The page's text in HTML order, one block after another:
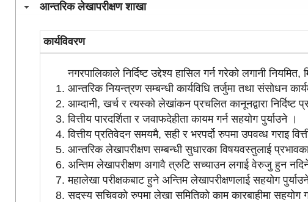
आन्तरिक लेखापरीक्षण शाखा
कार्यविवरण
नगरपालिकाले निर्दिष्ट उद्देश्य हासिल गर्न गरेको लगानी
आन्तरिक नियन्त्रण सम्बन्धी कार्यविधि तर्जुमा तथा संसोधन
आम्दानी, खर्च र त्यस्को लेखांकन प्रचलित कानूनद्वारा निर्दिष्ट
वित्तीय पारदर्शिता र जवाफदेहीता कायम गर्न सहयोग पुर्याउने ।
वित्तीय प्रतिवेदन समयमै, सही र भरपर्दो रुपमा उपवव्ध गराइ
आन्तरिक लेखापरीक्षण सम्बन्धी सुधारका विषयवस्तुलाई
अन्तिम लेखापरीक्षण अगावै त्रुटि सच्याउन लगाई वेरुजु हुन
महालेखा परीक्षकबाट हुने अन्तिम लेखापरीक्षणलाई सहयोग
सदस्य सचिवको रुपमा लेखा समितिको काम कारबाहीमा सहयोग